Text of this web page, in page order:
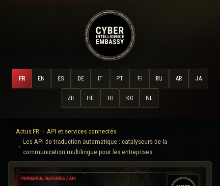
FR EN ES DE IT PT FI RU AR JA
ZH HE HI KO NL
Actus FR
API et services connectés
Les API de traduction automatique : catalyseurs de la
communication multilingue pour les entreprises